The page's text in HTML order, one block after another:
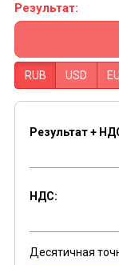
Результат:
RUB USD
Результат +
НДС:
Десятичная